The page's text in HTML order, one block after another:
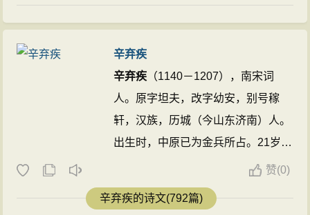
辛弃疾
辛弃疾 （1140－1207），南宋词
人。原字坦夫，改字幼安，别号稼
轩，汉族，历城（今山东济南）人。
出生时，中原已为金兵所占。21岁参
加抗金义军，不久归南宋。历任湖
北、江西、湖南、福建、浙东安抚使
等职。一生力主抗金。曾上《美芹十
赞(0)
辛弃疾的诗文(792篇)